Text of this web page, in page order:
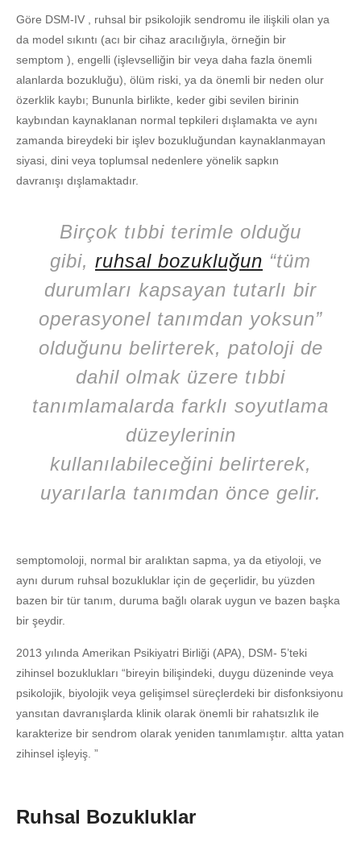
Göre DSM-IV , ruhsal bir psikolojik sendromu ile ilişkili olan ya
da model sıkıntı (acı bir cihaz aracılığıyla, örneğin bir
semptom ), engelli (işlevselliğin bir veya daha fazla önemli
alanlarda bozukluğu), ölüm riski, ya da önemli bir neden olur
özerklik kaybı; Bununla birlikte, keder gibi sevilen birinin
kaybından kaynaklanan normal tepkileri dışlamakta ve aynı
zamanda bireydeki bir işlev bozukluğundan kaynaklanmayan
siyasi, dini veya toplumsal nedenlere yönelik sapkın
davranışı dışlamaktadır.
Birçok tıbbi terimle olduğu
gibi, ruhsal bozukluğun “tüm
durumları kapsayan tutarlı bir
operasyonel tanımdan yoksun”
olduğunu belirterek, patoloji de
dahil olmak üzere tıbbi
tanımlamalarda farklı soyutlama
düzeylerinin
kullanılabileceğini belirterek,
uyarılarla tanımdan önce gelir.
semptomoloji, normal bir aralıktan sapma, ya da etiyoloji, ve
aynı durum ruhsal bozukluklar için de geçerlidir, bu yüzden
bazen bir tür tanım, duruma bağlı olarak uygun ve bazen başka
bir şeydir.
2013 yılında Amerikan Psikiyatri Birliği (APA), DSM- 5’teki
zihinsel bozuklukları “bireyin bilişindeki, duygu düzeninde veya
psikolojik, biyolojik veya gelişimsel süreçlerdeki bir disfonksiyonu
yansıtan davranışlarda klinik olarak önemli bir rahatsızlık ile
karakterize bir sendrom olarak yeniden tanımlamıştır. altta yatan
zihinsel işleyiş. ”
Ruhsal Bozukluklar